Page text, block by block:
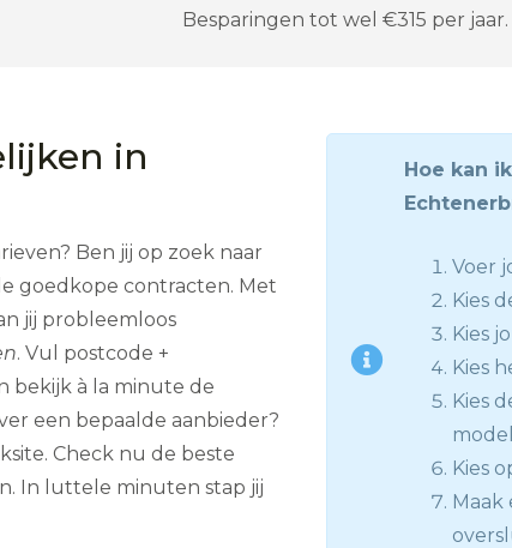
Besparingen tot wel €315 per jaar.
in
Ben jij op zoek naar
goedkope contracten. Met
jij probleemloos
. Vul postcode +
bekijk à la minute de
een bepaalde aanbieder?
Check nu de beste
In luttele minuten stap jij
Hoe kan
Voer
Kies
Kies
Kies
Kies
Kies